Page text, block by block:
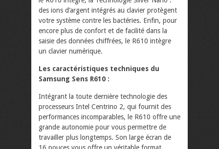
des ions d’argent intégrés au clavier protègent
votre système contre les bactéries. Enfin, pour
encore plus de confort et de facilité dans la
saisie des données chiffrées, le R610 intègre
un clavier numérique.
Les caractéristiques techniques du
Samsung Sens R610 :
Intégrant la toute dernière technologie des
processeurs Intel Centrino 2, qui fournit des
performances incomparables, le R610 offre une
grande autonomie pour vous permettre de
travailler plus longtemps. Son large écran de